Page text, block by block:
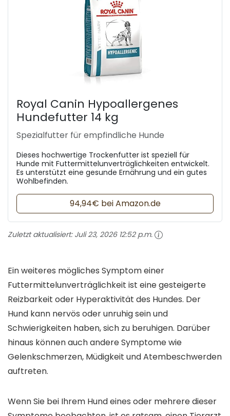
Royal Canin Hypoallergenes
Hundefutter 14 kg
Spezialfutter für empfindliche Hunde
Dieses hochwertige Trockenfutter ist speziell für
Hunde mit Futtermittelunverträglichkeiten entwickelt.
Es unterstützt eine gesunde Ernährung und ein gutes
Wohlbefinden.
94,94€ bei Amazon.de
Zuletzt aktualisiert: Juli 23, 2026 12:52 p.m.
Ein weiteres mögliches Symptom einer
Futtermittelunverträglichkeit ist eine gesteigerte
Reizbarkeit oder Hyperaktivität des Hundes. Der
Hund kann nervös oder unruhig sein und
Schwierigkeiten haben, sich zu beruhigen. Darüber
hinaus können auch andere Symptome wie
Gelenkschmerzen, Müdigkeit und Atembeschwerden
auftreten.
Wenn Sie bei Ihrem Hund eines oder mehrere dieser